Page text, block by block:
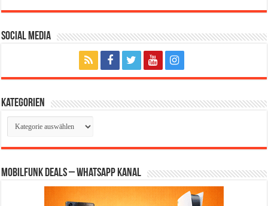
Social Media
Kategorien
Kategorien
Mobilfunk Deals – WhatsApp Kanal